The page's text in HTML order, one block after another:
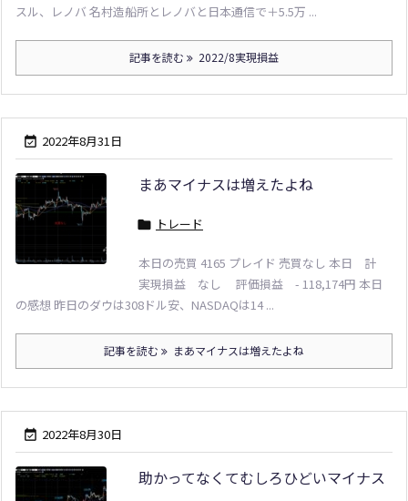
スル、レノバ 名村造船所とレノバと日本通信で＋5.5万 ...
記事を読む 2022/8実現損益
 2022年8月31日
まあマイナスは増えたよね
 トレード
本日の売買 4165 プレイド 売買なし 本日 計
実現損益 なし 評価損益 - 118,174円 本日
の感想 昨日のダウは308ドル安、NASDAQは14 ...
記事を読む まあマイナスは増えたよね
 2022年8月30日
助かってなくてむしろひどいマイナス